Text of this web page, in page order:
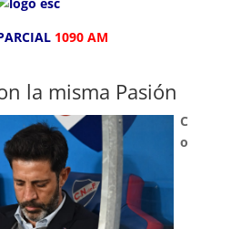
1090 AM
la misma Pasión
C
o